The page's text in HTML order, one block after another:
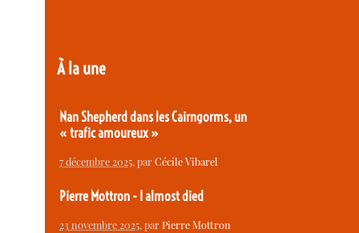
À la une
Nan Shepherd dans les Cairngorms, un
« trafic amoureux »
7 décembre 2025, parCécile Vibarel
Pierre Mottron - I almost died
23 novembre 2025, parPierre Mottron